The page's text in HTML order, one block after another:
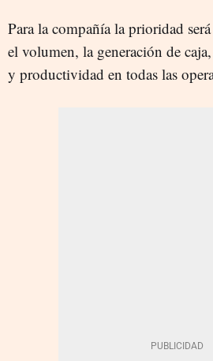
Para la compañía la prioridad
el volumen, la generación de
y productividad en todas las